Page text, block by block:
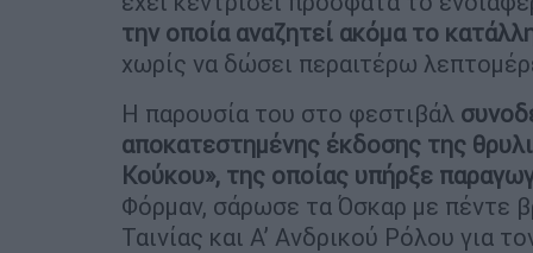
την οποία αναζητεί ακόμα το
χωρίς να δώσει περαιτέρω
Η παρουσία του στο φεστιβάλ
αποκατεστημένης έκδοσης της
Κούκου», της οποίας υπήρξε
Φόρμαν, σάρωσε τα Όσκαρ με πέντε
Ταινίας και Α’ Ανδρικού Ρόλου για